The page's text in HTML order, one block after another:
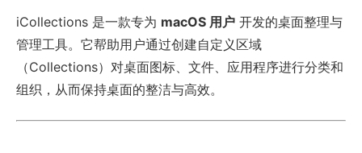
iCollections 是一款专为 macOS 用户 开发的桌面整理与
管理工具。它帮助用户通过创建自定义区域
（Collections）对桌面图标、文件、应用程序进行分类和
组织，从而保持桌面的整洁与高效。